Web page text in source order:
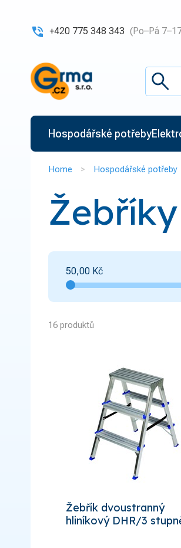
+420 775 348 343 (Po–Pá
Hospodářské potřeby
Home Hospodářské potřeby
Žebříky
50,00 Kč
16 produktů
Žebřík dvoustranný
hliníkový DHR/3